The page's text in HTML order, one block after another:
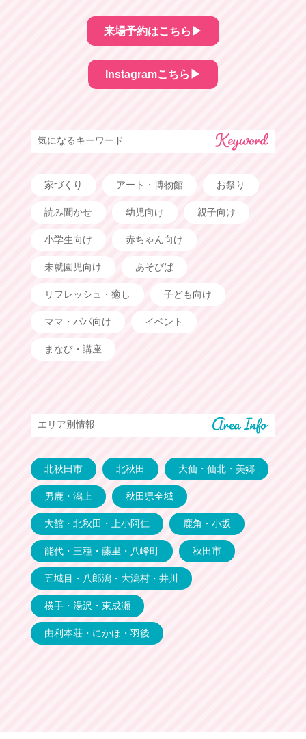
来場予約はこちら▶︎
Instagramこちら▶︎
気になるキーワード
家づくり アート・博物館 お祭り
読み聞かせ 幼児向け 親子向け
小学生向け 赤ちゃん向け
未就園児向け あそびば
リフレッシュ・癒し 子ども向け
ママ・パパ向け イベント
まなび・講座
エリア別情報
北秋田市 北秋田 大仙・仙北・美郷
男鹿・潟上 秋田県全域
大館・北秋田・上小阿仁 鹿角・小坂
能代・三種・藤里・八峰町 秋田市
五城目・八郎潟・大潟村・井川
横手・湯沢・東成瀬
由利本荘・にかほ・羽後